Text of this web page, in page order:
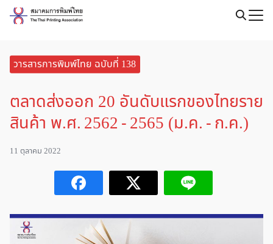
Skip
วารสารการพิมพ์ไทย ฉบับที่ 138
ตลาดส่งออก 20 อันดับแรกของไทยราย
สินค้า พ.ศ. 2562 - 2565 (ม.ค. - ก.ค.)
11 ตุลาคม 2022